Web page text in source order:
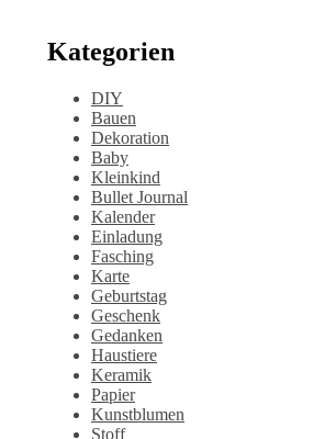
Kategorien
DIY
Bauen
Dekoration
Baby
Kleinkind
Bullet Journal
Kalender
Einladung
Fasching
Karte
Geburtstag
Geschenk
Gedanken
Haustiere
Keramik
Papier
Kunstblumen
Stoff